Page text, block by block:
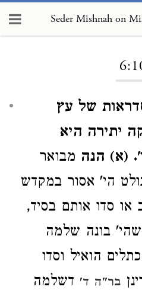
של עץ
יתירה היא
(א) הנה מבואר
הי' אסור במקדש
או סדו אותם בסיד,
שהי' בונה שלמה
הואיל וסדו
בר"ה ד' דשלמה